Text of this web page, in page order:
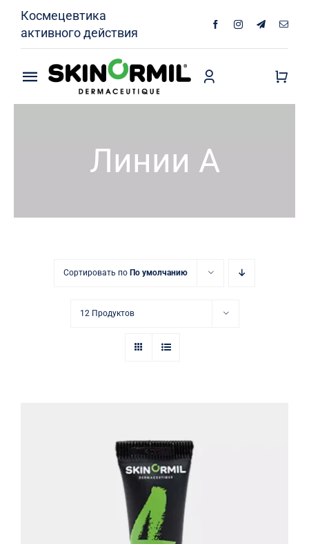
content
Космецевтика
активного действия
Toggle
Navigation
Специалисты
Купить в аптеке
Линии А
Сортировать по По умолчанию
12 Продуктов